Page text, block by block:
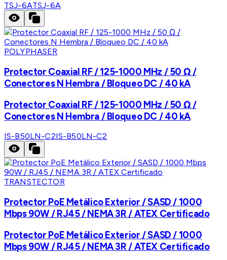
TSJ-6ATSJ-6A
POLYPHASER
Protector Coaxial RF / 125-1000 MHz / 50 Ω /
Conectores N Hembra / Bloqueo DC / 40 kA
Protector Coaxial RF / 125-1000 MHz / 50 Ω /
Conectores N Hembra / Bloqueo DC / 40 kA
IS-B50LN-C2IS-B50LN-C2
TRANSTECTOR
Protector PoE Metálico Exterior / SASD / 1000
Mbps 90W / RJ45 / NEMA 3R / ATEX Certificado
Protector PoE Metálico Exterior / SASD / 1000
Mbps 90W / RJ45 / NEMA 3R / ATEX Certificado